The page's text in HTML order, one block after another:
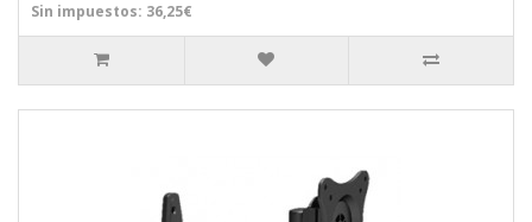
Sin impuestos: 36,25€